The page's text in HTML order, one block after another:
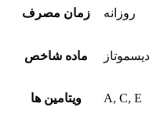
زمان مصرف روزانه
ماده شاخص دیسموتاز
ویتامین ها A, C, E